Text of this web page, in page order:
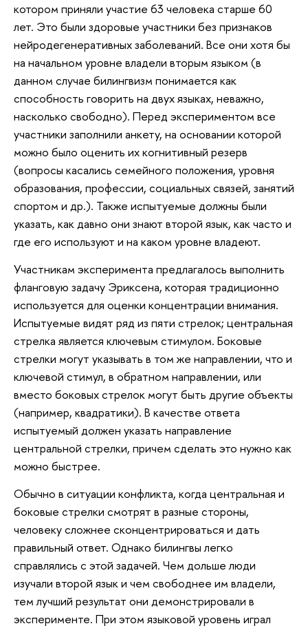
котором приняли участие 63 человека старше 60
лет. Это были здоровые участники без признаков
нейродегенеративных заболеваний. Все они хотя бы
на начальном уровне владели вторым языком (в
данном случае билингвизм понимается как
способность говорить на двух языках, неважно,
насколько свободно). Перед экспериментом все
участники заполнили анкету, на основании которой
можно было оценить их когнитивный резерв
(вопросы касались семейного положения, уровня
образования, профессии, социальных связей, занятий
спортом и др.). Также испытуемые должны были
указать, как давно они знают второй язык, как часто и
где его используют и на каком уровне владеют.
Участникам эксперимента предлагалось выполнить
фланговую задачу Эриксена, которая традиционно
используется для оценки концентрации внимания.
Испытуемые видят ряд из пяти стрелок; центральная
стрелка является ключевым стимулом. Боковые
стрелки могут указывать в том же направлении, что и
ключевой стимул, в обратном направлении, или
вместо боковых стрелок могут быть другие объекты
(например, квадратики). В качестве ответа
испытуемый должен указать направление
центральной стрелки, причем сделать это нужно как
можно быстрее.
Обычно в ситуации конфликта, когда центральная и
боковые стрелки смотрят в разные стороны,
человеку сложнее сконцентрироваться и дать
правильный ответ. Однако билингвы легко
справлялись с этой задачей. Чем дольше люди
изучали второй язык и чем свободнее им владели,
тем лучший результат они демонстрировали в
эксперименте. При этом языковой уровень играл